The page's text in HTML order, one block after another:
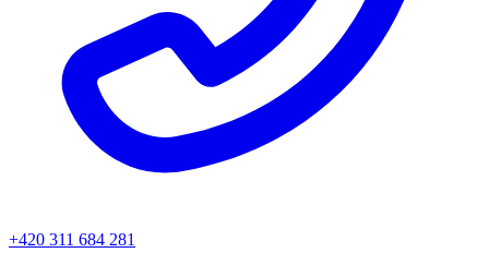
+420 311 684 281